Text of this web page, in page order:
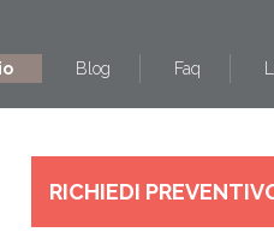
Blog Faq
RICHIEDI